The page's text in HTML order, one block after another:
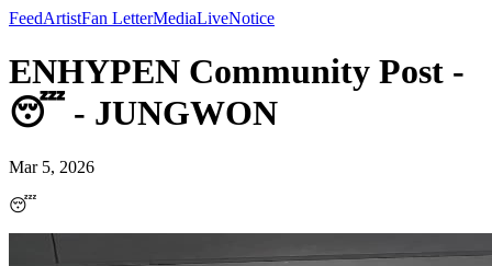
FeedArtistFan LetterMediaLiveNotice
ENHYPEN Community Post -
😴 - JUNGWON
Mar 5, 2026
😴